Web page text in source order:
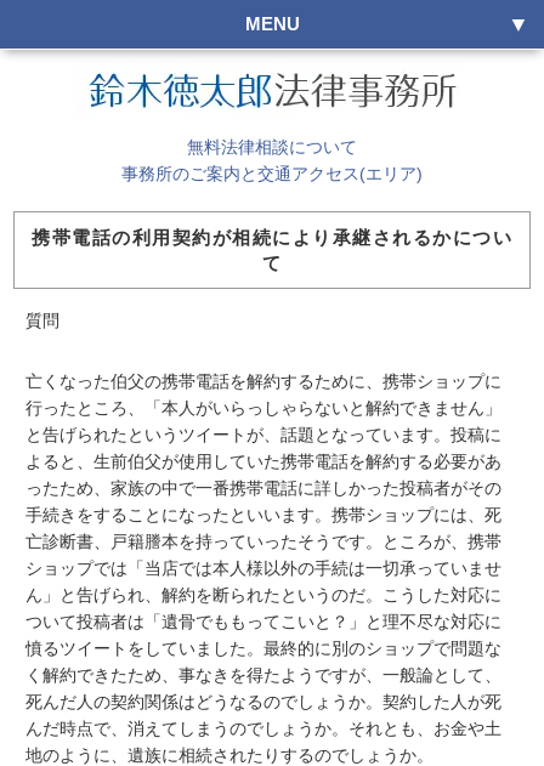
無料法律相談について
事務所のご案内と交通アクセス(エリア)
MENU
携帯電話の利用契約が相続により承継されるかについ
て
質問
亡くなった伯父の携帯電話を解約するために、携帯ショップに
行ったところ、「本人がいらっしゃらないと解約できません」
と告げられたというツイートが、話題となっています。投稿に
よると、生前伯父が使用していた携帯電話を解約する必要があ
ったため、家族の中で一番携帯電話に詳しかった投稿者がその
手続きをすることになったといいます。携帯ショップには、死
亡診断書、戸籍謄本を持っていったそうです。ところが、携帯
ショップでは「当店では本人様以外の手続は一切承っていませ
ん」と告げられ、解約を断られたというのだ。こうした対応に
ついて投稿者は「遺骨でももってこいと？」と理不尽な対応に
憤るツイートをしていました。最終的に別のショップで問題な
く解約できたため、事なきを得たようですが、一般論として、
死んだ人の契約関係はどうなるのでしょうか。契約した人が死
んだ時点で、消えてしまうのでしょうか。それとも、お金や土
地のように、遺族に相続されたりするのでしょうか。